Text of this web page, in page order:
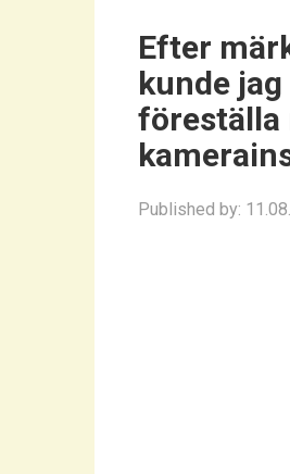
Efter
kunde
föreställa
Published by: